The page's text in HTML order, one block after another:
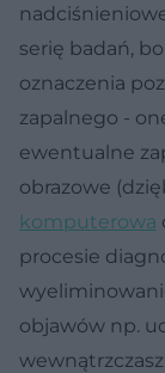
serię badań,
oznaczenia
zapalnego -
ewentualne
obrazowe
komputerowa
procesie
objawów np.